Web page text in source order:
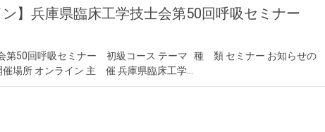
】兵庫県臨床工学技士会第50回呼吸セミナー
第50回呼吸セミナー 初級コース テーマ 種 類 セミナー お知らせの
場所 オンライン 主 催 兵庫県臨床工学…